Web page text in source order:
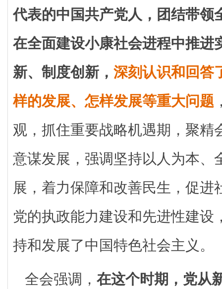
代表的中国共产党人，团结带领
在全面建设小康社会进程中推进
新、制度创新， 深刻认识和回答
样的发展、怎样发展等重大问题
观，抓住重要战略机遇期，聚精
意谋发展，强调坚持以人为本、
展，着力保障和改善民生，促进
党的执政能力建设和先进性建设
持和发展了中国特色社会主义。
全会强调， 在这个时期，党从